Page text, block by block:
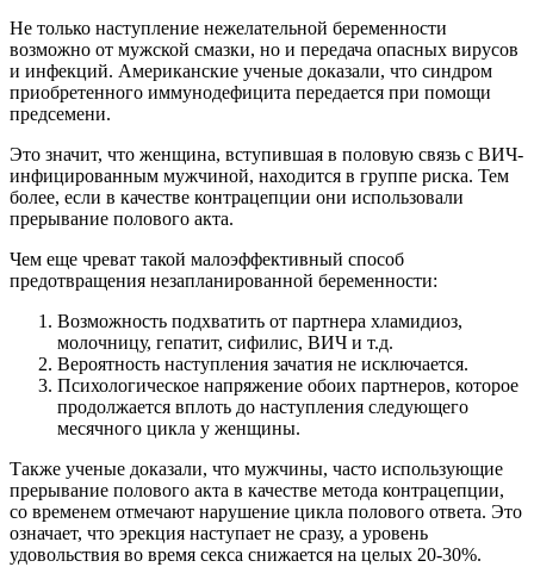
Не только наступление нежелательной беременности
возможно от мужской смазки, но и передача опасных вирусов
и инфекций. Американские ученые доказали, что синдром
приобретенного иммунодефицита передается при помощи
предсемени.
Это значит, что женщина, вступившая в половую связь с ВИЧ-
инфицированным мужчиной, находится в группе риска. Тем
более, если в качестве контрацепции они использовали
прерывание полового акта.
Чем еще чреват такой малоэффективный способ
предотвращения незапланированной беременности:
Возможность подхватить от партнера хламидиоз,
молочницу, гепатит, сифилис, ВИЧ и т.д.
Вероятность наступления зачатия не исключается.
Психологическое напряжение обоих партнеров, которое
продолжается вплоть до наступления следующего
месячного цикла у женщины.
Также ученые доказали, что мужчины, часто использующие
прерывание полового акта в качестве метода контрацепции,
со временем отмечают нарушение цикла полового ответа. Это
означает, что эрекция наступает не сразу, а уровень
удовольствия во время секса снижается на целых 20-30%.